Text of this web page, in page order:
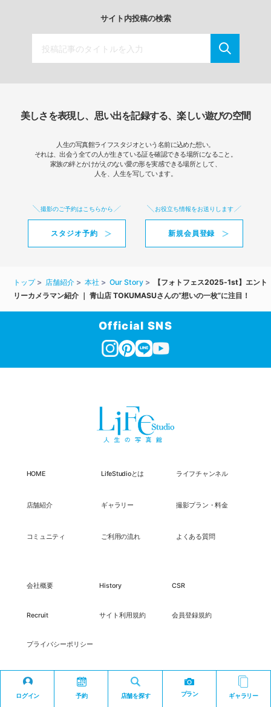
ログイン 予約 店舗を探す プラン ギャラリー
サイト内投稿の検索
美しさを表現し、思い出を記録する、楽しい遊びの空間
人生の写真館ライフスタジオという名前に込めた想い。
それは、出会う全ての人が生きている証を確認できる場所になること。
家族の絆とかけがえのない愛の形を実感できる場所として、
人を、人生を写しています。
撮影のご予約はこちらから
スタジオ予約
お役立ち情報をお送りします
新規会員登録
トップ 店舗紹介 本社 Our Story
【フォトフェス2025-1st】エント
リーカメラマン紹介 ｜ 青山店 TOKUMASUさんの“想いの一枚”に注目！
Official SNS
HOME LifeStudioとは ライフチャンネル
店舗紹介 ギャラリー 撮影プラン・料金
コミュニティ ご利用の流れ よくある質問
会社概要 History CSR
Recruit サイト利用規約 会員登録規約
プライバシーポリシー